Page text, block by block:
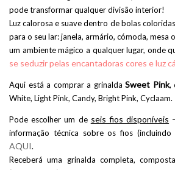
pode transformar qualquer divisão interior!
Luz calorosa e suave dentro de bolas
para o seu lar: janela, armário, cómoda, mesa
um ambiente mágico a qualquer lugar, onde
se seduzir pelas encantadoras cores e luz
Aqui está a comprar a grinalda Sweet Pink,
White, Light Pink, Candy, Bright Pink, Cyclaam.
Pode escolher um de seis fios disponíveis
informação técnica sobre os fios (incluindo
AQUI.
Receberá uma grinalda completa,